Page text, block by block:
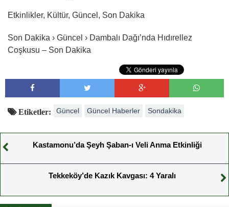
Etkinlikler, Kültür, Güncel, Son Dakika
Son Dakika › Güncel › Dambalı Dağı’nda Hıdırellez
Coşkusu – Son Dakika
Etiketler: Güncel Güncel Haberler Sondakika
Kastamonu’da Şeyh Şaban-ı Veli Anma Etkinliği
Tekkeköy’de Kazık Kavgası: 4 Yaralı